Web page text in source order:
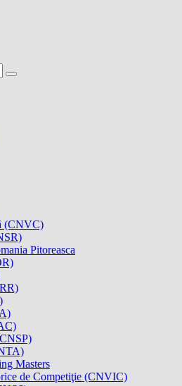
(CNVC)
Pitoreasca
Masters
de Competiţie (CNVIC)